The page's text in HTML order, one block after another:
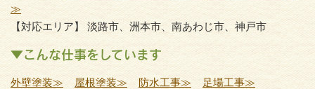
≫
【対応エリア】 淡路市、洲本市、南あわじ市、神戸市
▼こんな仕事をしています
外壁塗装≫ 屋根塗装≫ 防水工事≫
足場工事≫